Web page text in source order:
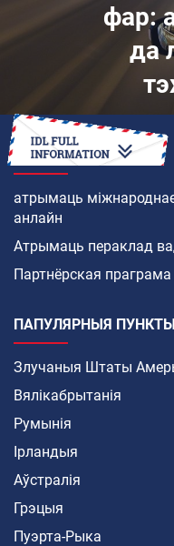
фар:
да
ЯК
атрымаць
анлайн
Атрымаць пераклад
Партнёрская
ПАПУЛЯРНЫЯ
Злучаныя Штаты
Вялікабрытанія
Румынія
Ірландыя
Аўстралія
Грэцыя
Пуэрта-Рыка